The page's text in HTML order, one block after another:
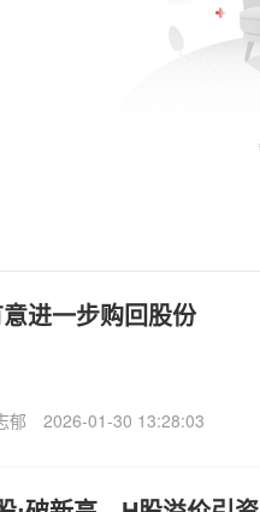
进一步购回股份
郁 2026-01-30 13:28:03